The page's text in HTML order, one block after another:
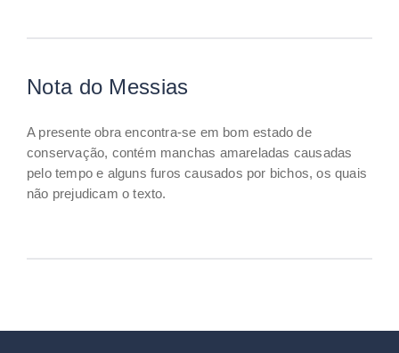
Nota do Messias
A presente obra encontra-se em bom estado de
conservação, contém manchas amareladas causadas
pelo tempo e alguns furos causados por bichos, os quais
não prejudicam o texto.